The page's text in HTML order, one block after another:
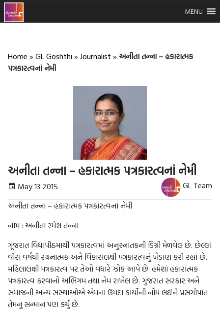
MENU
Home » GL Goshthi » Journalist » અનીતા તન્ના – હકારાત્મક
પત્રકારત્વનાં નેમી
અનીતા તન્ના – હકારાત્મક પત્રકારત્વનાં નેમી
May 13 2015
GL Team
અનીતા તન્ના – હકારાત્મક પત્રકારત્વનાં નેમી
નામ : અનીતા રમેશ તન્ના
ગૂજરાત વિદ્યાપીઠમાંથી પત્રકારત્વમાં અનુસ્નાતકની ડિગ્રી મેળવેલ છે. છેલ્લાં
વીસ વર્ષથી રચનાત્મક અને વિકાસલક્ષી પત્રકારત્વનું ખેડાણ કરી રહ્યાં છે.
મહિલાલક્ષી પત્રકારત્વ પર તેઓ વધારે ઝોક આપે છે. હંમેશાં હકારાત્મક
પત્રકારત્વ કરવાનો અભિગમ તથા નેમ રાખેલ છે. ગુજરાત સરકાર અને
સમાજની અન્ય સંસ્થાઓએ એમનાં ઉમદા કાર્યોની નોંધ લઈને પ્રસંગોપાત
તેમનું સન્માન પણ કર્યું છે.